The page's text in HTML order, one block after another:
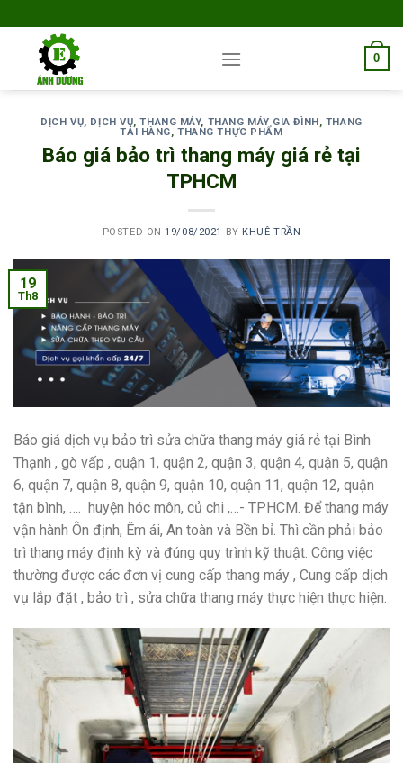
to
content
0
DỊCH VỤ, DỊCH VỤ,THANG MÁY, THANG MÁY GIA ĐÌNH, THANG
TẢI HÀNG,THANG THỰC PHẨM
Báo giá bảo trì thang máy giá rẻ tại
TPHCM
POSTED ON19/08/2021 BY KHUÊ TRẦN
19
Th8
Báo giá dịch vụ bảo trì sửa chữa thang máy giá rẻ tại Bình
Thạnh , gò vấp , quận 1, quận 2, quận 3, quận 4, quận 5, quận
6, quận 7, quận 8, quận 9, quận 10, quận 11, quận 12, quận
tận bình, …. huyện hóc môn, củ chi ,…- TPHCM. Để thang máy
vận hành Ôn định, Êm ái, An toàn và Bền bỉ. Thì cần phải bảo
trì thang máy định kỳ và đúng quy trình kỹ thuật. Công việc
thường được các đơn vị cung cấp thang máy , Cung cấp dịch
vụ lắp đặt , bảo trì , sửa chữa thang máy thực hiện thực hiện.